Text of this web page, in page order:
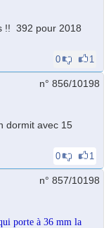
!! 392 pour 2018
0 1
n° 856/10198
dormit avec 15
0 1
n° 857/10198
porte à 36 mm la